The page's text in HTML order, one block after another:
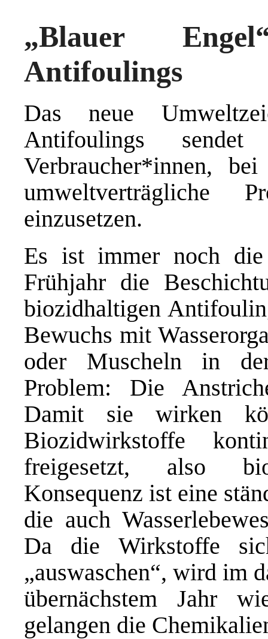
„Blauer
Antifoulings
Das neue
Antifoulings
Verbraucher*innen,
umweltverträgliche
einzusetzen.
Es ist immer noch
Frühjahr die
biozidhaltigen
Bewuchs mit
oder Muscheln in
Problem: Die
Damit sie wirken
Biozidwirkstoffe
freigesetzt, also
Konsequenz ist eine
die auch
Da die Wirkstoffe
„auswaschen“, wird im
übernächstem Jahr
gelangen die